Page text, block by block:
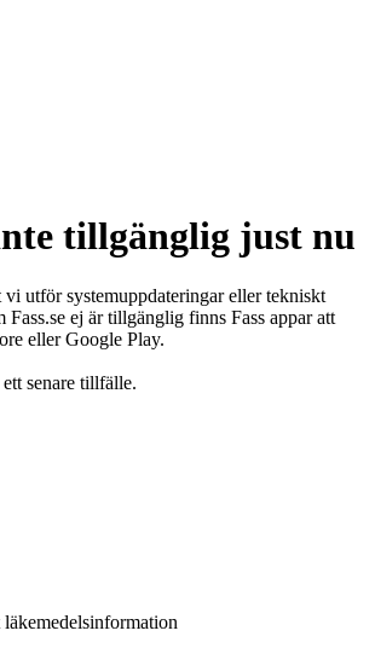
tillgänglig just nu
vi utför systemuppdateringar eller tekniskt
Fass.se ej är tillgänglig finns Fass appar att
eller Google Play.
senare tillfälle.